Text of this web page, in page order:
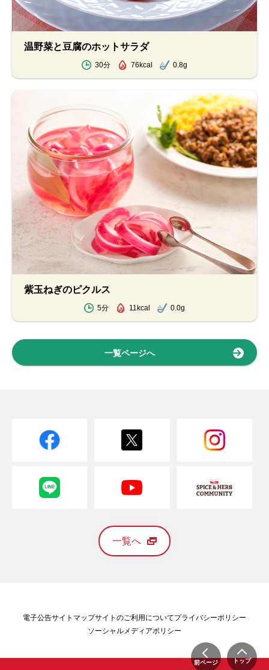
温野菜と豆腐のホットサラダ
30分 76kcal 0.8g
紫玉ねぎのピクルス
5分 11kcal 0.0g
一覧ページへ
前ページ トップ
一覧へ
電子公告サイトマップサイトのご利用についてプライバシーポリシー
ソーシャルメディアポリシー